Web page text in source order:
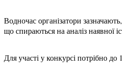
Водночас організатори
що спираються на аналіз наявної
Для участі у конкурсі потрібно